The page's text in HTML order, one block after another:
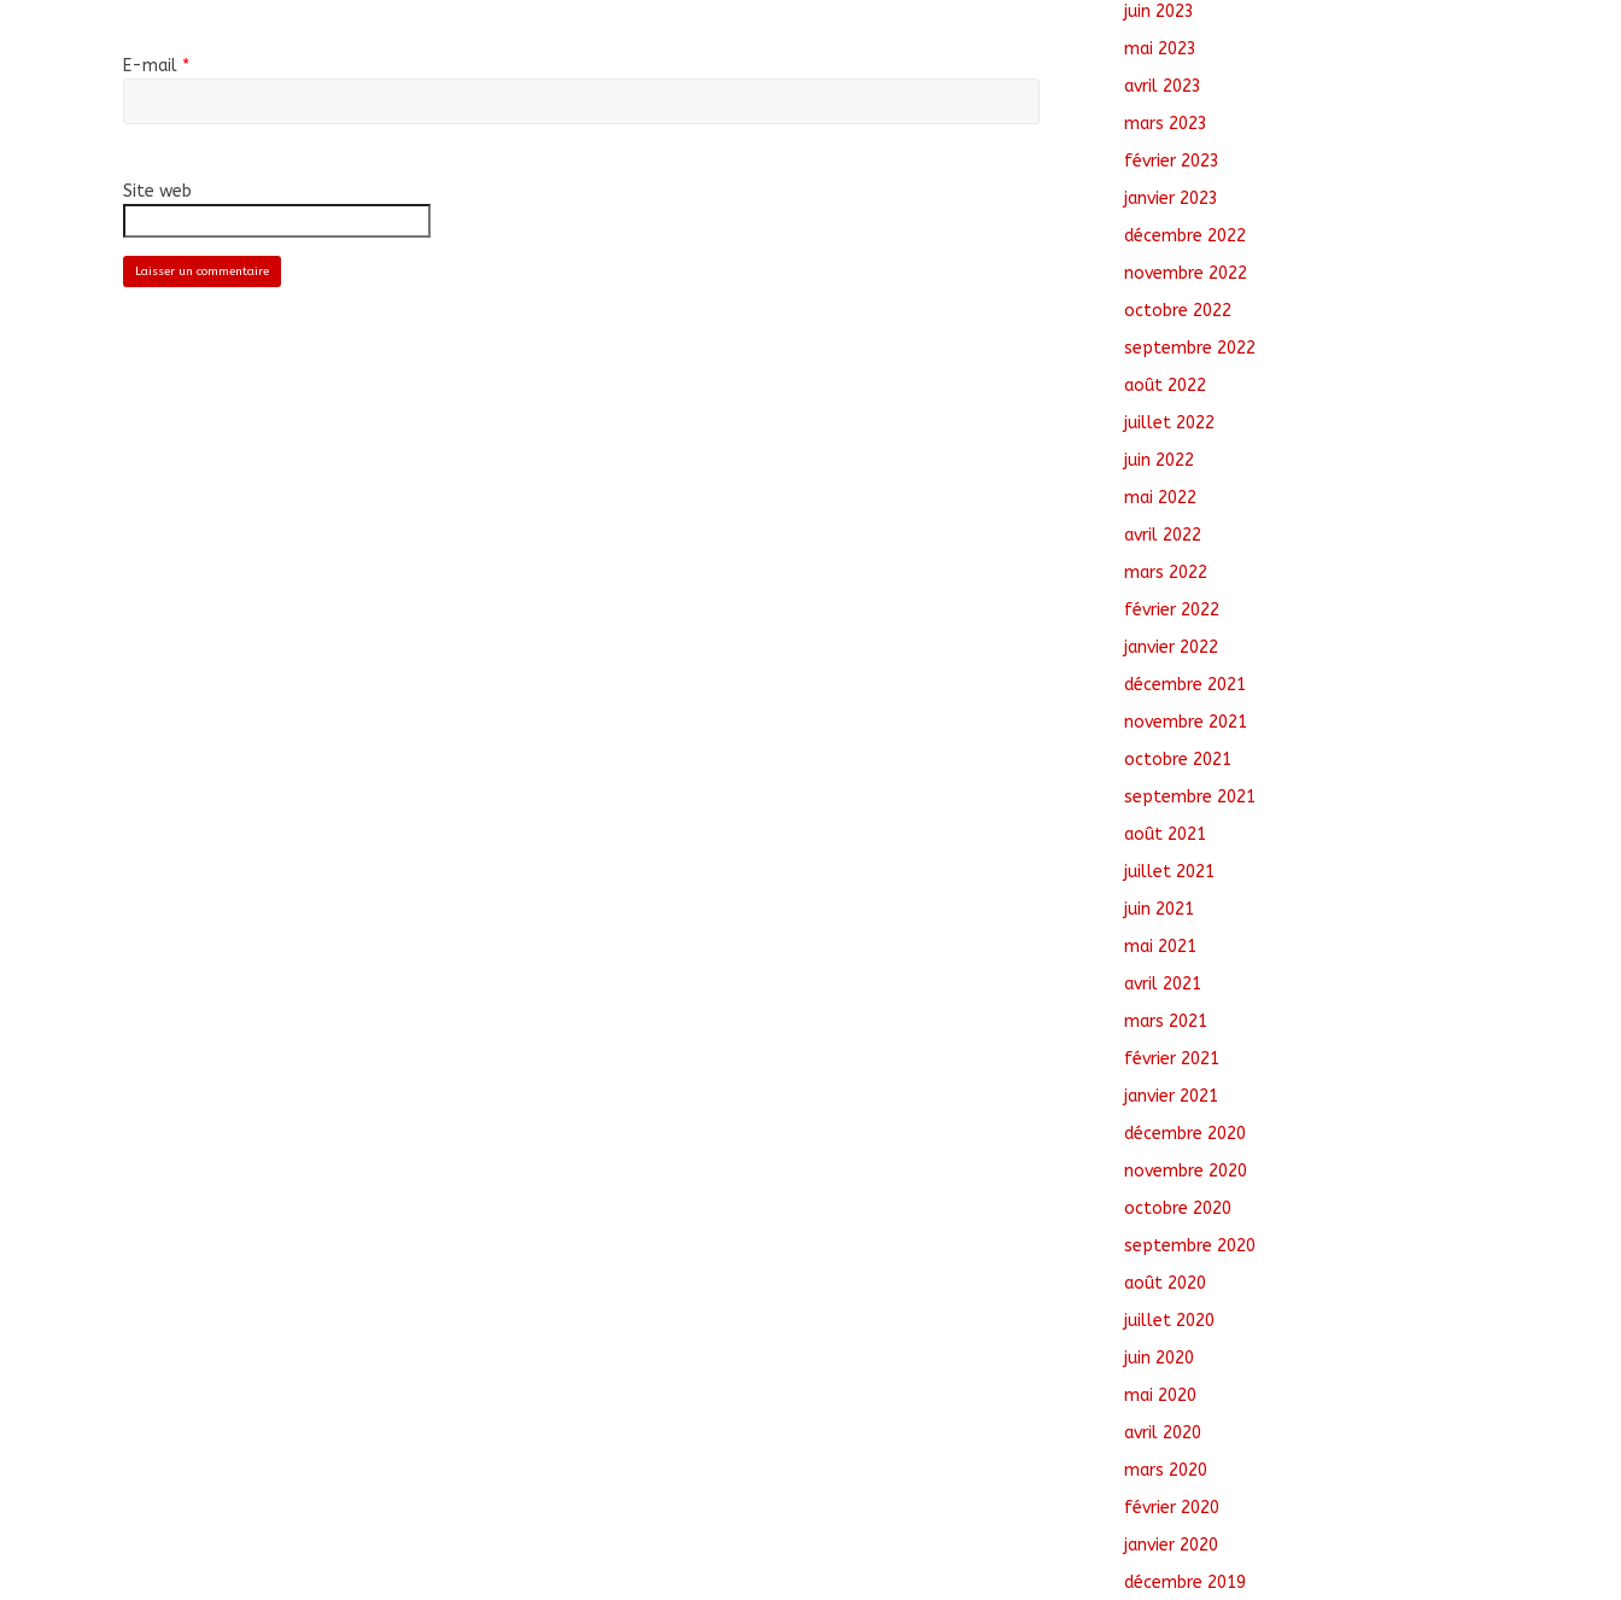
E-mail *
Site web
juin 2023
mai 2023
avril 2023
mars 2023
février 2023
janvier 2023
décembre 2022
novembre 2022
octobre 2022
septembre 2022
août 2022
juillet 2022
juin 2022
mai 2022
avril 2022
mars 2022
février 2022
janvier 2022
décembre 2021
novembre 2021
octobre 2021
septembre 2021
août 2021
juillet 2021
juin 2021
mai 2021
avril 2021
mars 2021
février 2021
janvier 2021
décembre 2020
novembre 2020
octobre 2020
septembre 2020
août 2020
juillet 2020
juin 2020
mai 2020
avril 2020
mars 2020
février 2020
janvier 2020
décembre 2019